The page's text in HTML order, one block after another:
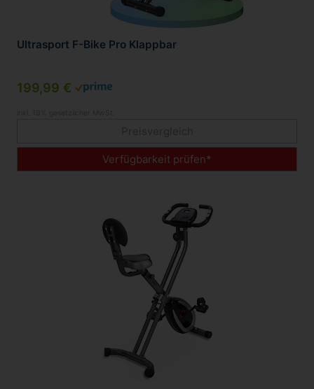
Ultrasport F-Bike Pro Klappbar
199,99 €
Verfügbarkeit prüfen*